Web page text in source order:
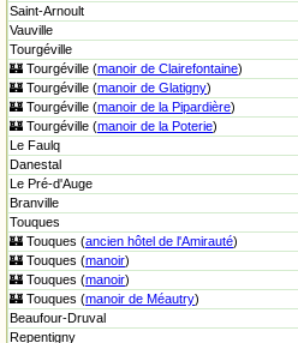
Saint-Arnoult
Vauville
Tourgéville
🏰 Tourgéville (manoir de Clairefontaine)
🏰 Tourgéville (manoir de Glatigny)
🏰 Tourgéville (manoir de la Pipardière)
🏰 Tourgéville (manoir de la Poterie)
Le Faulq
Danestal
Le Pré-d'Auge
Branville
Touques
🏰 Touques (ancien hôtel de l'Amirauté)
🏰 Touques (manoir)
🏰 Touques (manoir)
🏰 Touques (manoir de Méautry)
Beaufour-Druval
Repentigny